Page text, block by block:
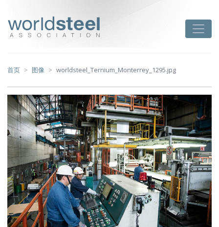
首页 图像 worldsteel_Ternium_Monterrey_1295.jpg